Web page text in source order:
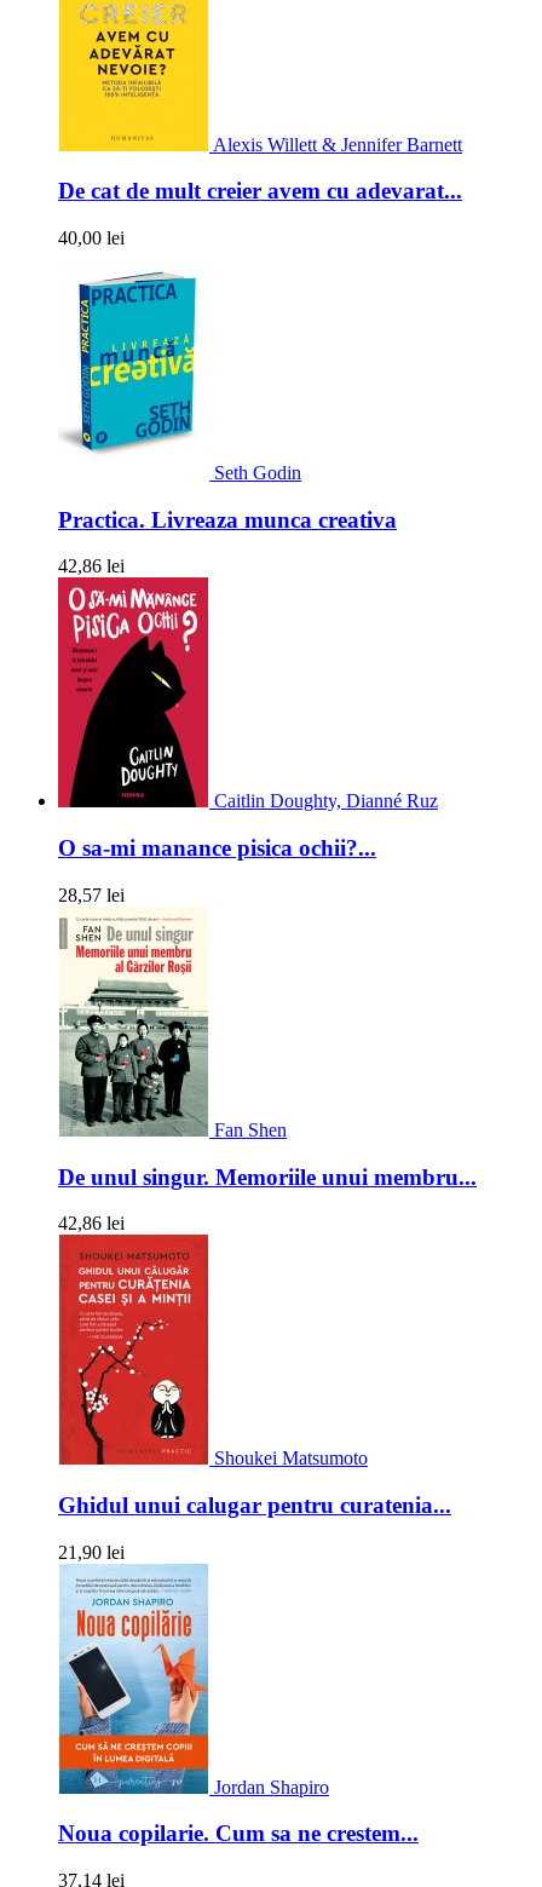
Alexis Willett & Jennifer Barnett
De cat de mult creier avem cu adevarat...
40,00 lei
Seth Godin
Practica. Livreaza munca creativa
42,86 lei
Caitlin Doughty, Dianné Ruz
O sa-mi manance pisica ochii?...
28,57 lei
Fan Shen
De unul singur. Memoriile unui membru...
42,86 lei
Shoukei Matsumoto
Ghidul unui calugar pentru curatenia...
21,90 lei
Jordan Shapiro
Noua copilarie. Cum sa ne crestem...
37,14 lei